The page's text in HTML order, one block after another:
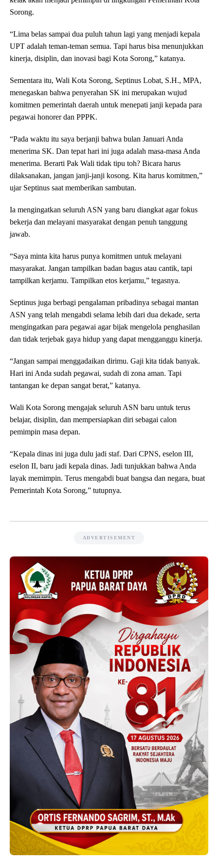
Sorong.
“Lima belas sampai dua puluh tahun lagi yang menjadi kepala
UPT adalah teman-teman semua. Tapi harus bisa menunjukkan
kinerja, disiplin, dan inovasi bagi Kota Sorong,” katanya.
Sementara itu, Wali Kota Sorong, Septinus Lobat, S.H., MPA,
menegaskan bahwa penyerahan SK ini merupakan wujud
komitmen pemerintah daerah untuk menepati janji kepada para
pegawai honorer dan PPPK.
“Pada waktu itu saya berjanji bahwa bulan Januari Anda
menerima SK. Dan tepat hari ini juga adalah masa-masa Anda
menerima. Berarti Pak Wali tidak tipu toh? Bicara harus
dilaksanakan, jangan janji-janji kosong. Kita harus komitmen,”
ujar Septinus saat memberikan sambutan.
Ia mengingatkan seluruh ASN yang baru diangkat agar fokus
bekerja dan melayani masyarakat dengan penuh tanggung
jawab.
“Saya minta kita harus punya komitmen untuk melayani
masyarakat. Jangan tampilkan badan bagus atau cantik, tapi
tampilkan kerjamu. Tampilkan etos kerjamu,” tegasnya.
Septinus juga berbagi pengalaman pribadinya sebagai mantan
ASN yang telah mengabdi selama lebih dari dua dekade, serta
mengingatkan para pegawai agar bijak mengelola penghasilan
dan tidak terjebak gaya hidup yang dapat mengganggu kinerja.
“Jangan sampai menggadaikan dirimu. Gaji kita tidak banyak.
Hari ini Anda sudah pegawai, sudah di zona aman. Tapi
tantangan ke depan sangat berat,” katanya.
Wali Kota Sorong mengajak seluruh ASN baru untuk terus
belajar, disiplin, dan mempersiapkan diri sebagai calon
pemimpin masa depan.
“Kepala dinas ini juga dulu jadi staf. Dari CPNS, eselon III,
eselon II, baru jadi kepala dinas. Jadi tunjukkan bahwa Anda
layak memimpin. Terus mengabdi buat bangsa dan negara, buat
Pemerintah Kota Sorong,” tutupnya.
ADVERTISEMENT